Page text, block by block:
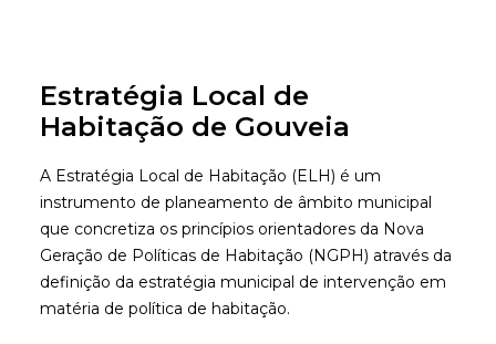
A EMPRESA
ÁREAS DE ATUAÇÃO
PRINCIPAIS PROJETOS
CONTACTOS
Estratégia Local de
Habitação de Gouveia
A Estratégia Local de Habitação (ELH) é um
instrumento de planeamento de âmbito municipal
que concretiza os princípios orientadores da Nova
Geração de Políticas de Habitação (NGPH) através da
definição da estratégia municipal de intervenção em
matéria de política de habitação.